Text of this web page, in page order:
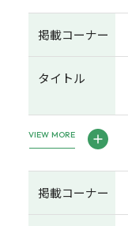
掲載コーナー
タイトル
VIEW MORE
掲載コーナー